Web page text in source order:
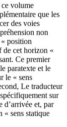
volume
que les
des voies
non
position
de cet horizon «
Ce premier
paratexte et le
le « sens
Le traducteur
sur
d’arrivée et, par
« sens statique